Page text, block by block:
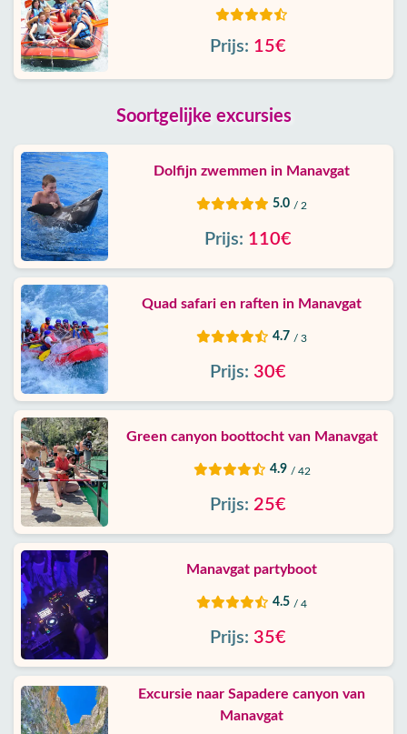
Prijs: 15€
Soortgelijke excursies
Dolfijn zwemmen in Manavgat
5.0 / 2
Prijs: 110€
Quad safari en raften in Manavgat
4.7 / 3
Prijs: 30€
Green canyon boottocht van Manavgat
4.9 / 42
Prijs: 25€
Manavgat partyboot
4.5 / 4
Prijs: 35€
Excursie naar Sapadere canyon van
Manavgat